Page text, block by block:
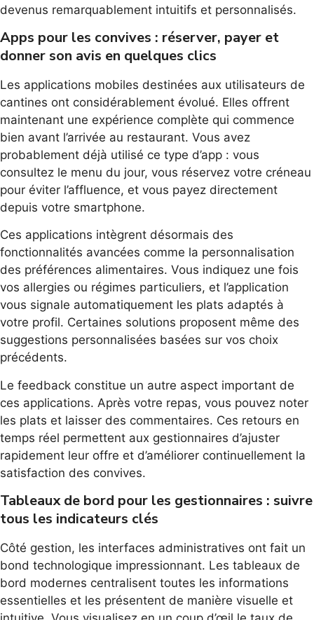
devenus remarquablement intuitifs et personnalisés.
Apps pour les convives : réserver, payer et
donner son avis en quelques clics
Les applications mobiles destinées aux utilisateurs de
cantines ont considérablement évolué. Elles offrent
maintenant une expérience complète qui commence
bien avant l’arrivée au restaurant. Vous avez
probablement déjà utilisé ce type d’app : vous
consultez le menu du jour, vous réservez votre créneau
pour éviter l’affluence, et vous payez directement
depuis votre smartphone.
Ces applications intègrent désormais des
fonctionnalités avancées comme la personnalisation
des préférences alimentaires. Vous indiquez une fois
vos allergies ou régimes particuliers, et l’application
vous signale automatiquement les plats adaptés à
votre profil. Certaines solutions proposent même des
suggestions personnalisées basées sur vos choix
précédents.
Le feedback constitue un autre aspect important de
ces applications. Après votre repas, vous pouvez noter
les plats et laisser des commentaires. Ces retours en
temps réel permettent aux gestionnaires d’ajuster
rapidement leur offre et d’améliorer continuellement la
satisfaction des convives.
Tableaux de bord pour les gestionnaires : suivre
tous les indicateurs clés
Côté gestion, les interfaces administratives ont fait un
bond technologique impressionnant. Les tableaux de
bord modernes centralisent toutes les informations
essentielles et les présentent de manière visuelle et